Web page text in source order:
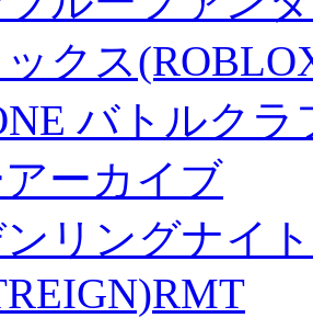
クス
バトルク
ーカイブ
リングナイ